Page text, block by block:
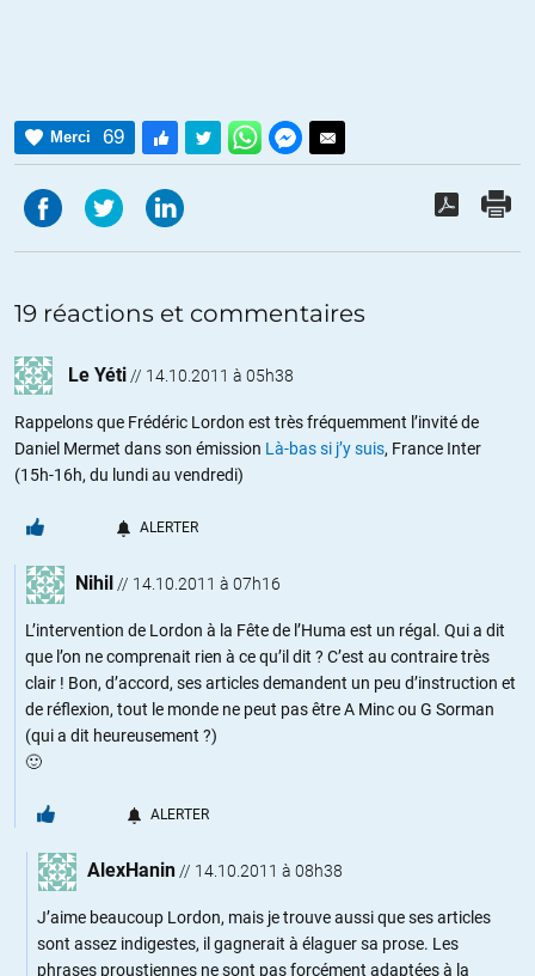
Merci 69
19 réactions et commentaires
Le Yéti // 14.10.2011 à 05h38
Rappelons que Frédéric Lordon est très fréquemment l’invité de
Daniel Mermet dans son émission Là-bas si j’y suis, France Inter
(15h-16h, du lundi au vendredi)
ALERTER
Nihil // 14.10.2011 à 07h16
L’intervention de Lordon à la Fête de l’Huma est un régal. Qui a dit
que l’on ne comprenait rien à ce qu’il dit ? C’est au contraire très
clair ! Bon, d’accord, ses articles demandent un peu d’instruction et
de réflexion, tout le monde ne peut pas être A Minc ou G Sorman
(qui a dit heureusement ?)
🙂
ALERTER
AlexHanin // 14.10.2011 à 08h38
J’aime beaucoup Lordon, mais je trouve aussi que ses articles
sont assez indigestes, il gagnerait à élaguer sa prose. Les
phrases proustiennes ne sont pas forcément adaptées à la